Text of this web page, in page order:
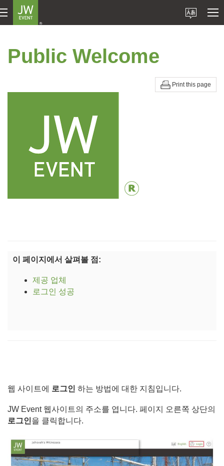
Public Welcome
Print this page
이 페이지에서 살펴볼 점:
제공 업체
로그인 성공
웹 사이트에 로그인 하는 방법에 대한 지침입니다.
JW Event 웹사이트의 주소를 엽니다. 페이지 오른쪽 상단의
로그인을 클릭합니다.